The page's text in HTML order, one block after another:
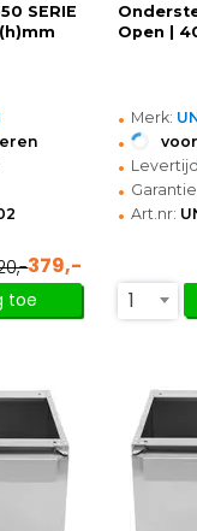
SERIE
379,-
toe
Open |
• Merk:
•
•
•
• Art.nr:
1